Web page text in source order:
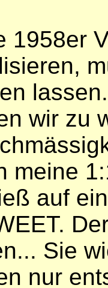
1958er
wir zu
meine
auf
Sie
nur